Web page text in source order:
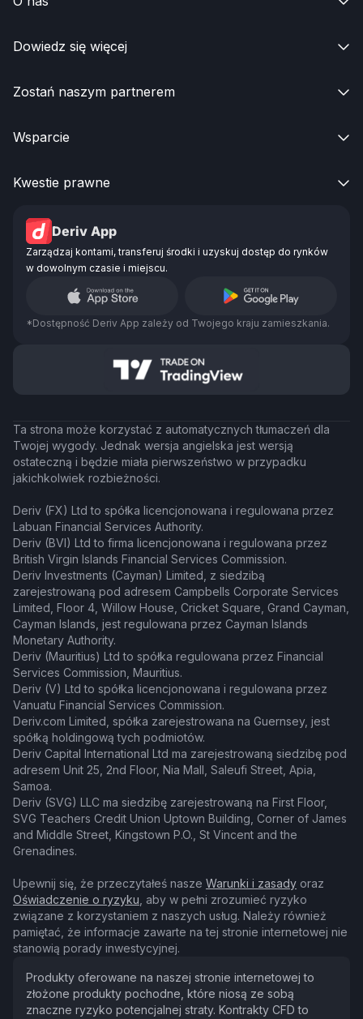
Dowiedz się więcej 
Zostań naszym partnerem 
Wsparcie 
Kwestie prawne 
Deriv App
Zarządzaj kontami, transferuj środki i uzyskuj dostęp do rynków
w dowolnym czasie i miejscu.
*Dostępność Deriv App zależy od Twojego kraju zamieszkania.
Ta strona może korzystać z automatycznych tłumaczeń dla
Twojej wygody. Jednak wersja angielska jest wersją
ostateczną i będzie miała pierwszeństwo w przypadku
jakichkolwiek rozbieżności.
Deriv (FX) Ltd to spółka licencjonowana i regulowana przez
Labuan Financial Services Authority.
Deriv (BVI) Ltd to firma licencjonowana i regulowana przez
British Virgin Islands Financial Services Commission.
Deriv Investments (Cayman) Limited, z siedzibą
zarejestrowaną pod adresem Campbells Corporate Services
Limited, Floor 4, Willow House, Cricket Square, Grand Cayman,
Cayman Islands, jest regulowana przez Cayman Islands
Monetary Authority.
Deriv (Mauritius) Ltd to spółka regulowana przez Financial
Services Commission, Mauritius.
Deriv (V) Ltd to spółka licencjonowana i regulowana przez
Vanuatu Financial Services Commission.
Deriv.com Limited, spółka zarejestrowana na Guernsey, jest
spółką holdingową tych podmiotów.
Deriv Capital International Ltd ma zarejestrowaną siedzibę pod
adresem Unit 25, 2nd Floor, Nia Mall, Saleufi Street, Apia,
Samoa.
Deriv (SVG) LLC ma siedzibę zarejestrowaną na First Floor,
SVG Teachers Credit Union Uptown Building, Corner of James
and Middle Street, Kingstown P.O., St Vincent and the
Grenadines.
Upewnij się, że przeczytałeś nasze Warunki i zasady oraz
Oświadczenie o ryzyku , aby w pełni zrozumieć ryzyko
związane z korzystaniem z naszych usług. Należy również
pamiętać, że informacje zawarte na tej stronie internetowej nie
stanowią porady inwestycyjnej.
Produkty oferowane na naszej stronie internetowej to
złożone produkty pochodne, które niosą ze sobą
znaczne ryzyko potencjalnej straty. Kontrakty CFD to